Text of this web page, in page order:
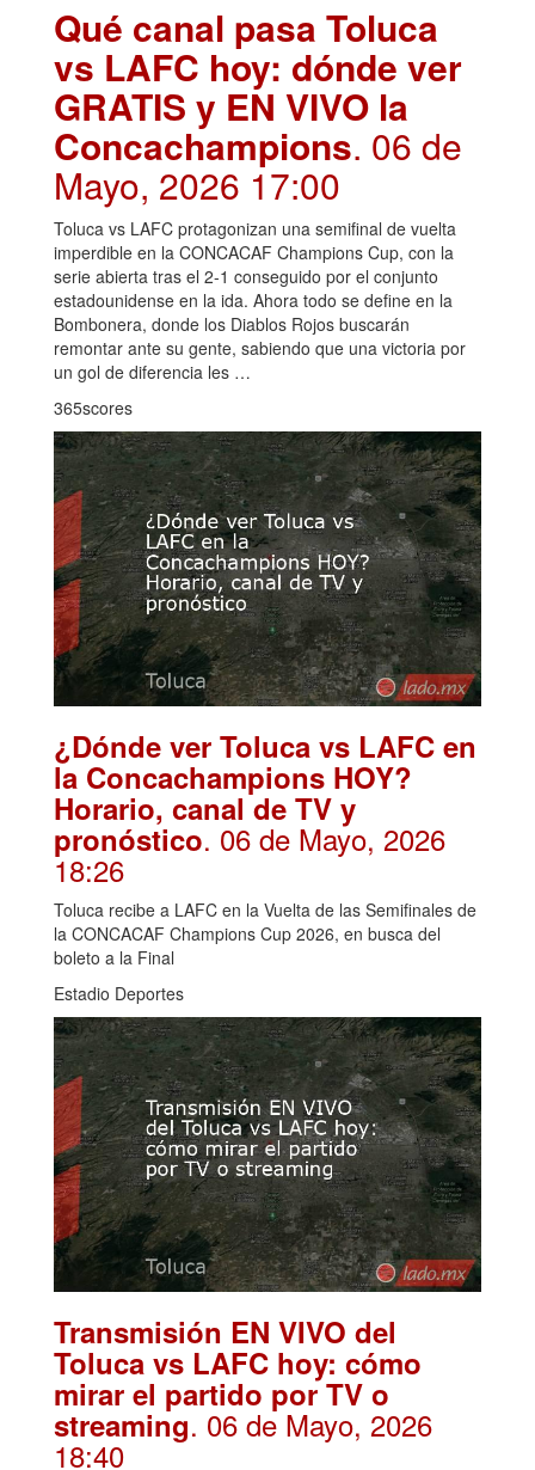
Qué canal pasa Toluca
vs LAFC hoy: dónde ver
GRATIS y EN VIVO la
Concachampions. 06 de
Mayo, 2026 17:00
Toluca vs LAFC protagonizan una semifinal de vuelta
imperdible en la CONCACAF Champions Cup, con la
serie abierta tras el 2-1 conseguido por el conjunto
estadounidense en la ida. Ahora todo se define en la
Bombonera, donde los Diablos Rojos buscarán
remontar ante su gente, sabiendo que una victoria por
un gol de diferencia les …
365scores
¿Dónde ver Toluca vs LAFC en
la Concachampions HOY?
Horario, canal de TV y
pronóstico. 06 de Mayo, 2026
18:26
Toluca recibe a LAFC en la Vuelta de las Semifinales de
la CONCACAF Champions Cup 2026, en busca del
boleto a la Final
Estadio Deportes
Transmisión EN VIVO del
Toluca vs LAFC hoy: cómo
mirar el partido por TV o
streaming. 06 de Mayo, 2026
18:40